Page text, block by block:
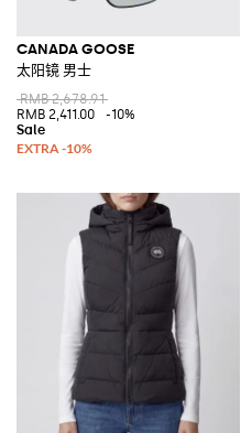
CANADA GOOSE
太阳镜 男士
RMB 2,678.91
RMB 2,411.00
-10%